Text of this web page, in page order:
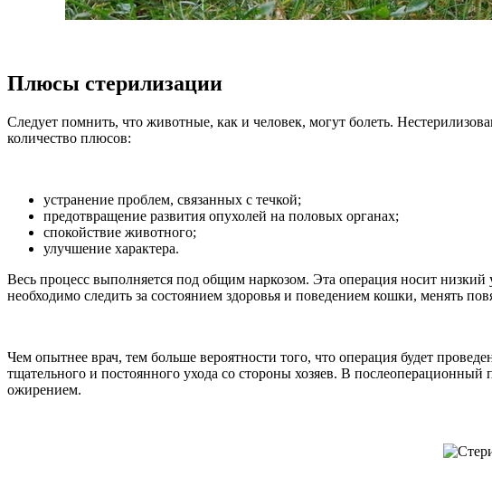
Плюсы стерилизации
Следует помнить, что животные, как и человек, могут болеть.
количество плюсов:
устранение проблем, связанных с течкой;
предотвращение развития опухолей на половых органах;
спокойствие животного;
улучшение характера.
Весь процесс выполняется под общим наркозом. Эта операция носит низкий
необходимо следить за состоянием здоровья и поведением кошки, менять
Чем опытнее врач, тем больше вероятности того, что операция будет
тщательного и постоянного ухода со стороны хозяев. В
ожирением.